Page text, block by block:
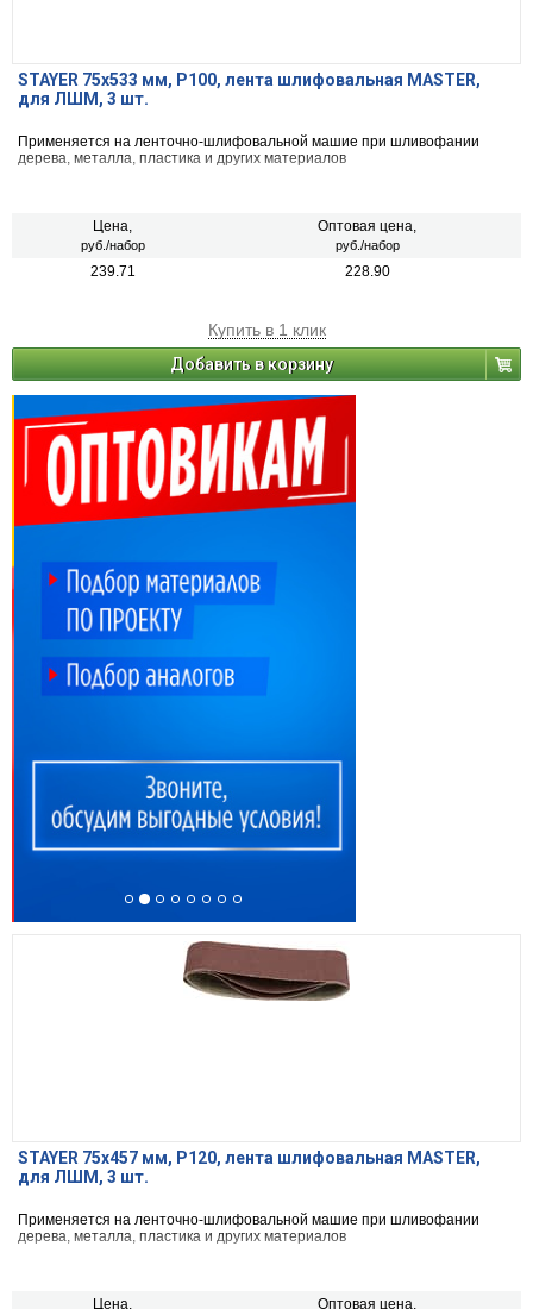
STAYER 75х533 мм, P100, лента шлифовальная MASTER,
для ЛШМ, 3 шт.
Применяется на ленточно-шлифовальной машие при шливофании
дерева, металла, пластика и других материалов
Цена,
руб./набор
Оптовая цена,
руб./набор
239.71 228.90
Купить в 1 клик
Добавить в корзину
STAYER 75х457 мм, P120, лента шлифовальная MASTER,
для ЛШМ, 3 шт.
Применяется на ленточно-шлифовальной машие при шливофании
дерева, металла, пластика и других материалов
Цена, Оптовая цена,